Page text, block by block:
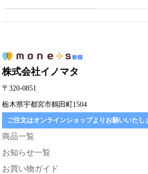
株式会社イノマタ
〒320-0851
栃木県宇都宮市鶴田町1504
ご注文はオンラインショップよりお願いいたし
商品一覧
お知らせ一覧
お買い物ガイド